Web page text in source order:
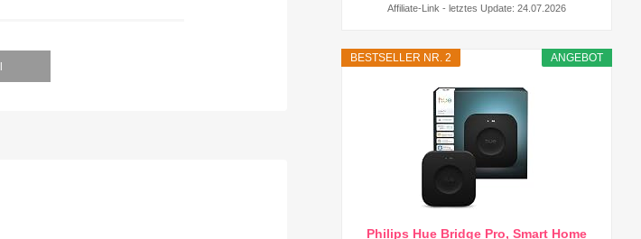
Affiliate-Link - letztes Update: 24.07.2026
ANGEBOT
BESTSELLER NR. 2
Philips Hue Bridge Pro, Smart Home